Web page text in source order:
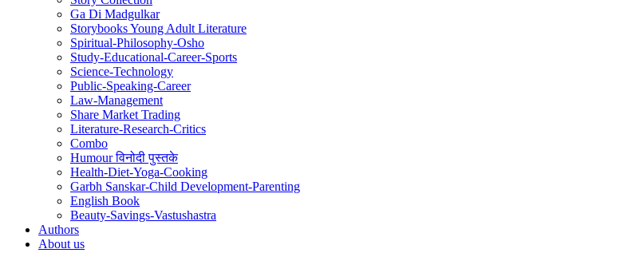
Ga Di Madgulkar
Storybooks Young Adult Literature
Spiritual-Philosophy-Osho
Study-Educational-Career-Sports
Science-Technology
Public-Speaking-Career
Law-Management
Share Market Trading
Literature-Research-Critics
Combo
Humour विनोदी पुस्तके
Health-Diet-Yoga-Cooking
Garbh Sanskar-Child Development-Parenting
English Book
Beauty-Savings-Vastushastra
Authors
About us